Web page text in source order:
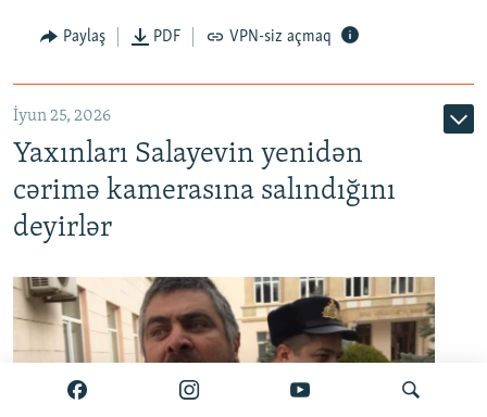
Paylaş PDF VPN-siz açmaq
İyun 25, 2026
Yaxınları Salayevin yenidən
cərimə kamerasına salındığını
deyirlər